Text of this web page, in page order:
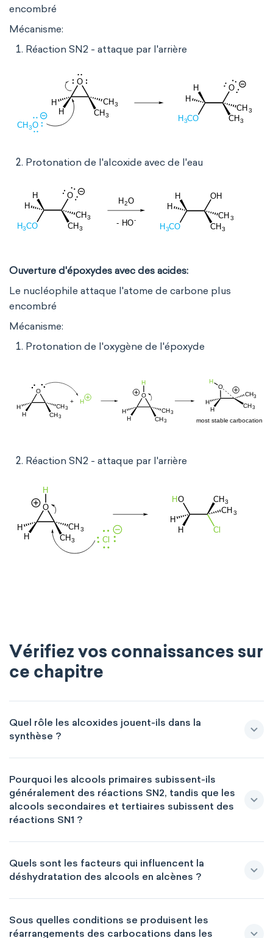
encombré
Mécanisme:
Réaction SN2 - attaque par l'arrière
Protonation de l'alcoxide avec de l'eau
Ouverture d'époxydes avec des acides:
Le nucléophile attaque l'atome de carbone plus
encombré
Mécanisme:
Protonation de l'oxygène de l'époxyde
Réaction SN2 - attaque par l'arrière
Vérifiez vos connaissances sur
ce chapitre
Quel rôle les alcoxides jouent-ils dans la
synthèse ?
Pourquoi les alcools primaires subissent-ils
généralement des réactions SN2, tandis que les
alcools secondaires et tertiaires subissent des
réactions SN1 ?
Quels sont les facteurs qui influencent la
déshydratation des alcools en alcènes ?
Sous quelles conditions se produisent les
réarrangements des carbocations dans les